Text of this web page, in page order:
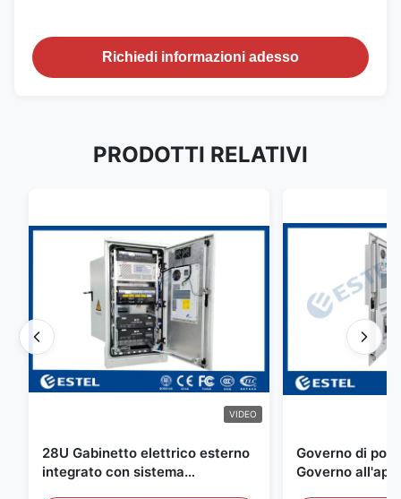
Richiedi informazioni adesso
PRODOTTI RELATIVI
VIDEO
28U Gabinetto elettrico esterno
integrato con sistema
Governo di
Governo